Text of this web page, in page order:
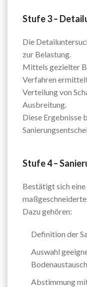
Stufe 3 –
Die
zur Belastung.
Mittels gezielter
Verfahren
Verteilung von
Ausbreitung.
Diese Ergebnisse
Stufe 4 –
Bestätigt sich
Dazu gehören:
Definition der
Auswahl
Abstimmung